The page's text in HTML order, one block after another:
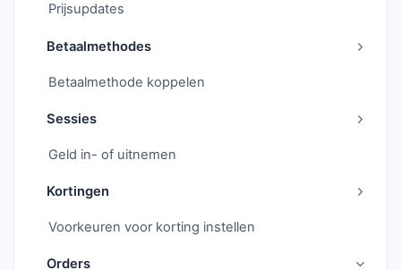
Prijsupdates
Betaalmethodes
Betaalmethode koppelen
Sessies
Geld in- of uitnemen
Kortingen
Voorkeuren voor korting instellen
Orders